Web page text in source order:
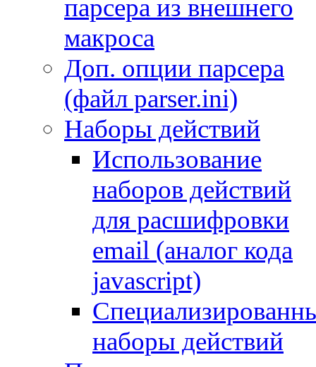
парсера из внешнего
макроса
Доп. опции парсера
(файл parser.ini)
Наборы действий
Использование
наборов действий
для расшифровки
email (аналог кода
javascript)
наборы действий